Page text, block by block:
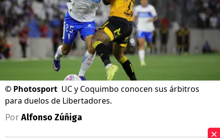
© Photosport UC y Coquimbo conocen sus árbitros
para duelos de Libertadores.
Por Alfonso Zúñiga
×